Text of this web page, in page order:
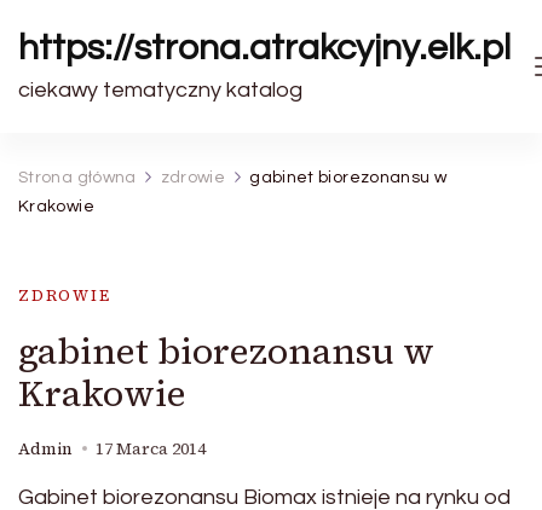
https://strona.atrakcyjny.elk.pl
ciekawy tematyczny katalog
Strona główna zdrowie
gabinet biorezonansu w
Krakowie
ZDROWIE
gabinet biorezonansu w
Krakowie
Admin 17 Marca 2014
Gabinet biorezonansu Biomax istnieje na rynku od